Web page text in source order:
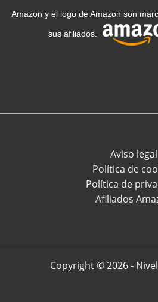
Amazon y el logo de Amazon son
sus afiliados.
Aviso legal
Política de
Política de
Afiliados
Copyright © 2026 -